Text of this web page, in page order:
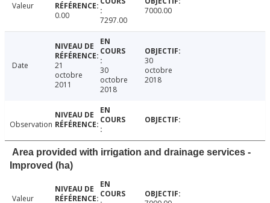
Valeur
0.00
7297.00
7000.00
Date
21
octobre
2011
30
octobre
2018
30
octobre
2018
Observation
Area provided with irrigation and drainage services -
Improved (ha)
Valeur